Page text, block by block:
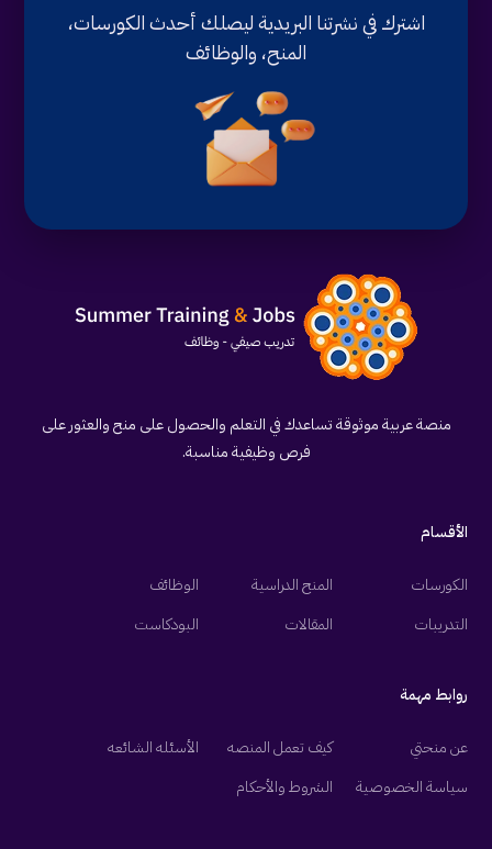
اشترك في نشرتنا البريدية ليصلك أحدث الكورسات،
المنح، والوظائف
منصة عربية موثوقة تساعدك في التعلم والحصول على منح والعثور على
فرص وظيفية مناسبة.
الأقسام
الكورسات المنح الدراسية
الوظائف
التدريبات
المقالات البودكاست
روابط مهمة
عن منحتي كيف تعمل المنصه
الأسئله الشائعه
سياسة الخصوصية
الشروط والأحكام